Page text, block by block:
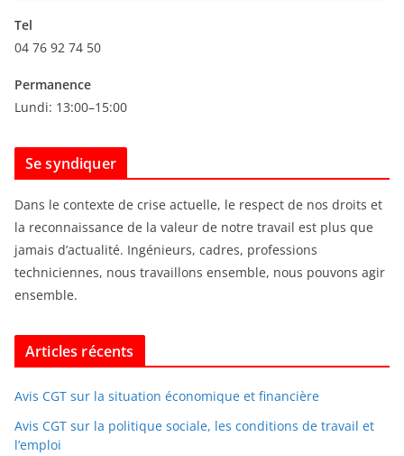
v
e
s
Tel
04 76 92 74 50
Permanence
Lundi: 13:00–15:00
Se syndiquer
Dans le contexte de crise actuelle, le respect de nos droits et
la reconnaissance de la valeur de notre travail est plus que
jamais d’actualité. Ingénieurs, cadres, professions
techniciennes, nous travaillons ensemble, nous pouvons agir
ensemble.
Articles récents
Avis CGT sur la situation économique et financière
Avis CGT sur la politique sociale, les conditions de travail et
l’emploi